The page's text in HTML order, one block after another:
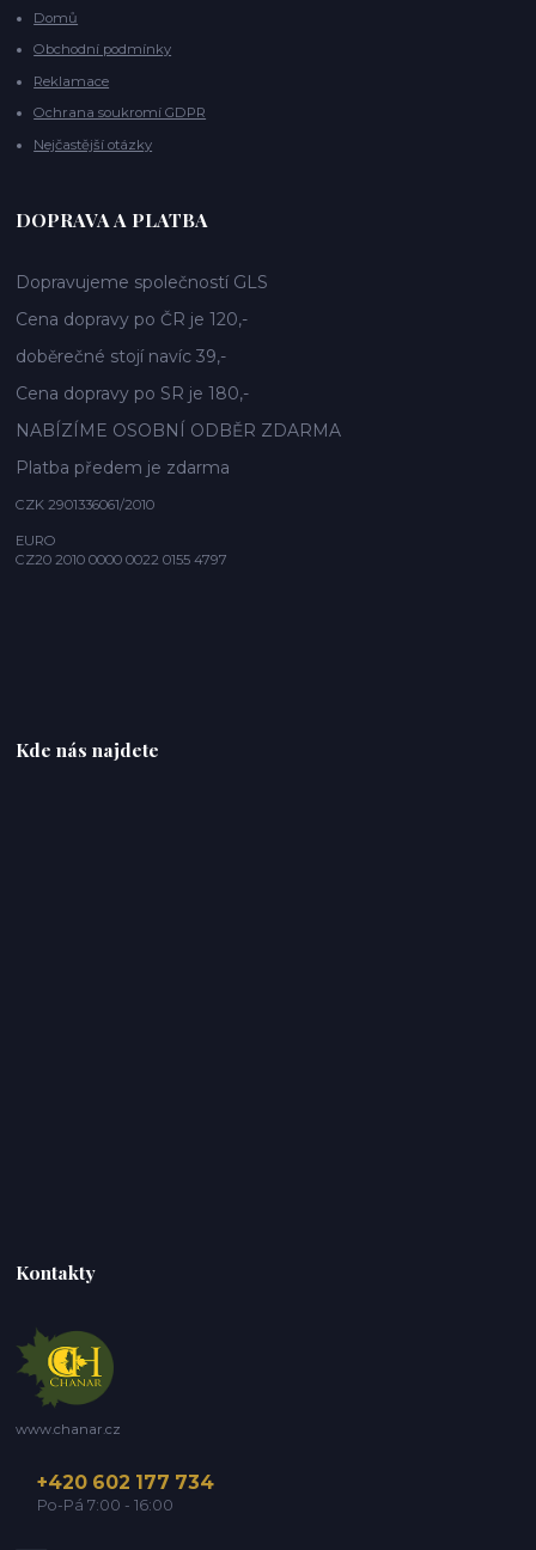
Domů
Obchodní podmínky
Reklamace
Ochrana soukromí GDPR
Nejčastější otázky
DOPRAVA A PLATBA
Dopravujeme společností GLS
Cena dopravy po ČR je 120,-
doběrečné stojí navíc 39,-
Cena dopravy po SR je 180,-
NABÍZÍME OSOBNÍ ODBĚR ZDARMA
Platba předem je zdarma
CZK 2901336061/2010
EURO
CZ20 2010 0000 0022 0155 4797
Kde nás najdete
Kontakty
www.chanar.cz
+420 602 177 734
Po-Pá 7:00 - 16:00